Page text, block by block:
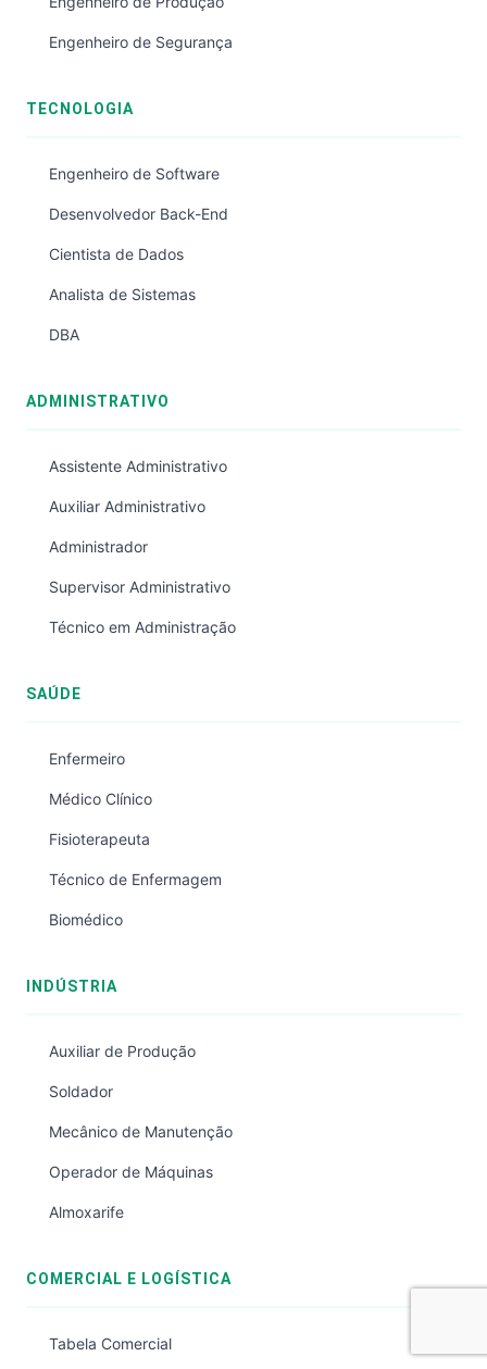
Engenheiro de Segurança
TECNOLOGIA
Engenheiro de Software
Desenvolvedor Back-End
Cientista de Dados
Analista de Sistemas
DBA
ADMINISTRATIVO
Assistente Administrativo
Auxiliar Administrativo
Administrador
Supervisor Administrativo
Técnico em Administração
SAÚDE
Enfermeiro
Médico Clínico
Fisioterapeuta
Técnico de Enfermagem
Biomédico
INDÚSTRIA
Auxiliar de Produção
Soldador
Mecânico de Manutenção
Operador de Máquinas
Almoxarife
COMERCIAL E LOGÍSTICA
Tabela Comercial